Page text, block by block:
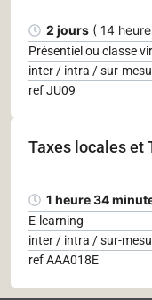
2 jours ( 14
Présentiel ou classe
inter / intra / sur-
ref JU09
Taxes locales et
1 heure 34
E-learning
inter / intra / sur-
ref AAA018E